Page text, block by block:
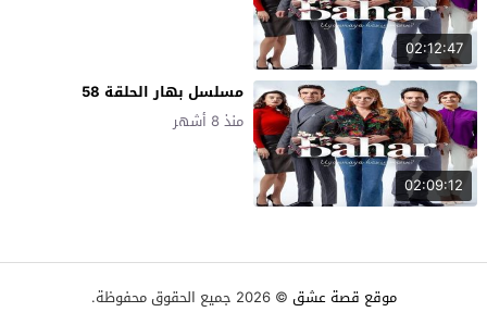
02:12:47
02:09:12
مسلسل بهار الحلقة 58
منذ 8 أشهر
موقع قصة عشق © 2026 جميع الحقوق محفوظة.